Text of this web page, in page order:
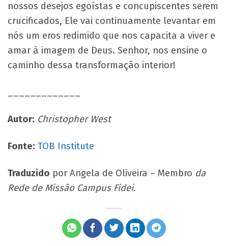
nossos desejos egoístas e concupiscentes serem
crucificados, Ele vai continuamente levantar em
nós um eros redimido que nos capacita a viver e
amar à imagem de Deus. Senhor, nos ensine o
caminho dessa transformação interior!
Autor: Christopher West
Fonte: TOB Institute
Traduzido por Angela de Oliveira – Membro da
Rede de Missão Campus Fidei.